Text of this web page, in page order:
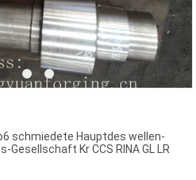
schmiedete Hauptdes wellen-
Kr CCS RINA GL LR